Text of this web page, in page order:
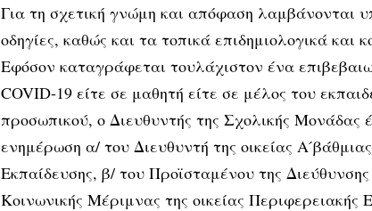
Για τη σχετική γνώμη και απόφαση λαμβάνονται
οδηγίες, καθώς και τα τοπικά επιδημιολογικά και
Εφόσον καταγράφεται τουλάχιστον ένα
COVID-19 είτε σε μαθητή είτε σε μέλος του
προσωπικού, ο Διευθυντής της Σχολικής Μονάδας
ενημέρωση α/ του Διευθυντή της οικείας Α
Εκπαίδευσης, β/ του Προϊσταμένου της
Κοινωνικής Μέριμνας της οικείας Περιφερειακής